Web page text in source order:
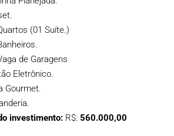
(01 Suíte.)
de Garagens
Eletrônico.
Gourmet.
investimento: R$: 560.000,00
Brasil
CASA